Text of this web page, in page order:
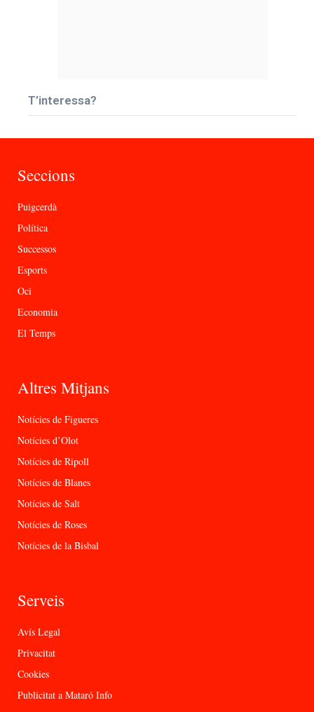
T’interessa?
Seccions
Puigcerdà
Política
Successos
Esports
Oci
Economia
El Temps
Altres Mitjans
Notícies de Figueres
Notícies d’Olot
Notícies de Ripoll
Notícies de Blanes
Notícies de Salt
Notícies de Roses
Notícies de la Bisbal
Serveis
Avís Legal
Privacitat
Cookies
Publicitat a Mataró Info